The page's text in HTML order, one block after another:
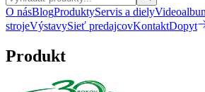
O násBlogProduktyServis a diely
strojeVýstavySieť predajcovKontaktDopyt
Produkt